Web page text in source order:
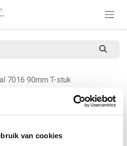
van cookies
7016 90mm T-stuk